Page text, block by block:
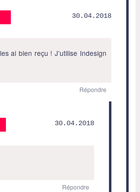
30.04.2018
ai bien reçu ! J’utilise Indesign
Répondre
30.04.2018
Répondre